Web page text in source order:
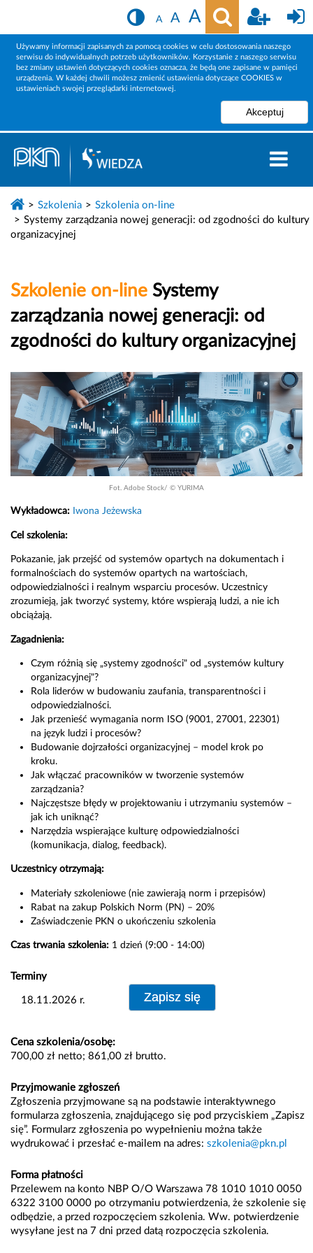
A
A
A
Używamy informacji zapisanych za pomocą cookies w celu dostosowania naszego
serwisu do indywidualnych potrzeb użytkowników. Korzystanie z naszego serwisu
bez zmiany ustawień dotyczących cookies oznacza, że będą one zapisane w pamięci
urządzenia. W każdej chwili możesz zmienić ustawienia dotyczące COOKIES w
ustawieniach swojej przeglądarki internetowej.
Szkolenia
Szkolenia on-line
Systemy zarządzania nowej generacji: od zgodności do kultury
organizacyjnej
Szkolenie on-line Systemy
zarządzania nowej generacji: od
zgodności do kultury organizacyjnej
Fot. Adobe Stock/ © YURIMA
Wykładowca: Iwona Jeżewska
Cel szkolenia:
Pokazanie, jak przejść od systemów opartych na dokumentach i
formalnościach do systemów opartych na wartościach,
odpowiedzialności i realnym wsparciu procesów. Uczestnicy
zrozumieją, jak tworzyć systemy, które wspierają ludzi, a nie ich
obciążają.
Zagadnienia:
Czym różnią się „systemy zgodności" od „systemów kultury
organizacyjnej"?
Rola liderów w budowaniu zaufania, transparentności i
odpowiedzialności.
Jak przenieść wymagania norm ISO (9001, 27001, 22301)
na język ludzi i procesów?
Budowanie dojrzałości organizacyjnej – model krok po
kroku.
Jak włączać pracowników w tworzenie systemów
zarządzania?
Najczęstsze błędy w projektowaniu i utrzymaniu systemów –
jak ich uniknąć?
Narzędzia wspierające kulturę odpowiedzialności
(komunikacja, dialog, feedback).
Uczestnicy otrzymają:
Materiały szkoleniowe (nie zawierają norm i przepisów)
Rabat na zakup Polskich Norm (PN) – 20%
Zaświadczenie PKN o ukończeniu szkolenia
Czas trwania szkolenia: 1 dzień (9:00 - 14:00)
Terminy
18.11.2026 r.
Cena szkolenia/osobę:
700,00 zł netto; 861,00 zł brutto.
Przyjmowanie zgłoszeń
Zgłoszenia przyjmowane są na podstawie interaktywnego
formularza zgłoszenia, znajdującego się pod przyciskiem „Zapisz
się”. Formularz zgłoszenia po wypełnieniu można także
wydrukować i przesłać e-mailem na adres: szkolenia@pkn.pl
Forma płatności
Przelewem na konto NBP O/O Warszawa 78 1010 1010 0050
6322 3100 0000 po otrzymaniu potwierdzenia, że szkolenie się
odbędzie, a przed rozpoczęciem szkolenia. Ww. potwierdzenie
wysyłane jest na 7 dni przed datą rozpoczęcia szkolenia.